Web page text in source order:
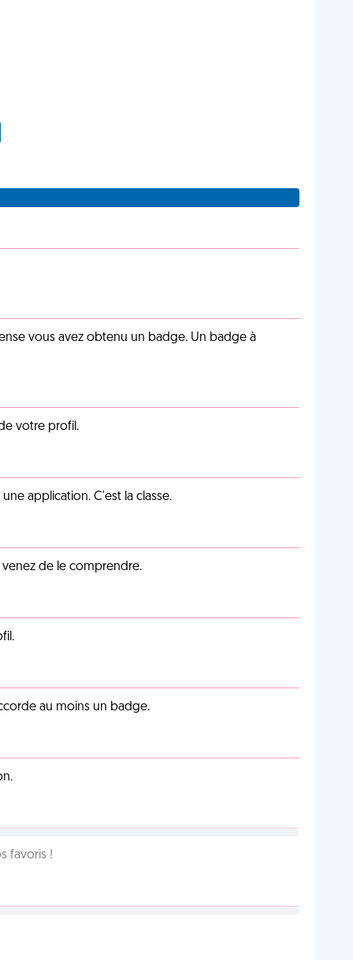
vous avez obtenu un badge. Un badge à
votre profil.
application. C'est la classe.
de le comprendre.
au moins un badge.
favoris !